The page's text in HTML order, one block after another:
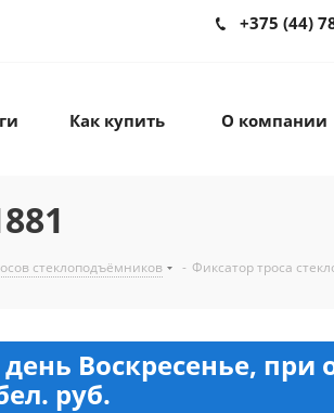
+375 (44)
Как купить О компании
стеклоподъёмников - Фиксатор троса
Воскресенье,
руб.